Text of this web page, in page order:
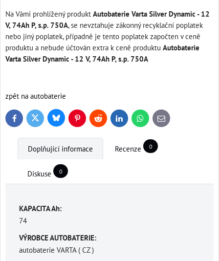
Na Vámi prohlížený produkt Autobaterie Varta Silver Dynamic - 12
V, 74Ah P, s.p. 750A, se nevztahuje zákonný recyklační poplatek
nebo jiný poplatek, případně je tento poplatek započten v ceně
produktu a nebude účtován extra k ceně produktu Autobaterie
Varta Silver Dynamic - 12 V, 74Ah P, s.p. 750A
zpět na autobaterie
FacebookTwitter BlueskyPinterestReddit LinkedInWhatsApp
E-
mail
Doplňující informace Recenze 0
Diskuse 0
KAPACITA Ah:
74
VÝROBCE AUTOBATERIE:
autobaterie VARTA ( CZ )